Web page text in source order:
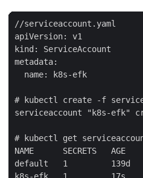
//serviceaccount.yaml
apiVersion: v1
kind: ServiceAccount
metadata:
  name: k8s-efk
# kubectl create -f
serviceaccount "k8s-efk"
# kubectl get
NAME      SECRETS   AGE
default   1         139d